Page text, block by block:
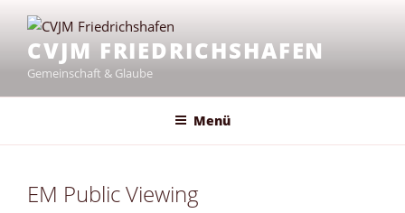
Inhalt
springenCVJM FRIEDRICHSHAFEN
Gemeinschaft & Glaube
Menü
EM Public Viewing